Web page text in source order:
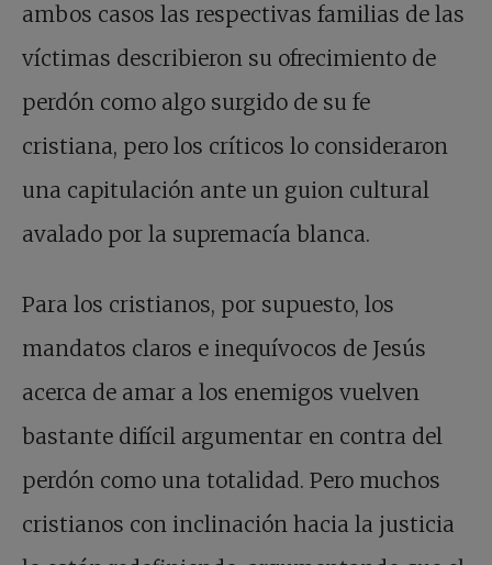
ambos casos las respectivas familias de las
víctimas describieron su ofrecimiento de
perdón como algo surgido de su fe
cristiana, pero los críticos lo consideraron
una capitulación ante un guion cultural
avalado por la supremacía blanca.
Para los cristianos, por supuesto, los
mandatos claros e inequívocos de Jesús
acerca de amar a los enemigos vuelven
bastante difícil argumentar en contra del
perdón como una totalidad. Pero muchos
cristianos con inclinación hacia la justicia